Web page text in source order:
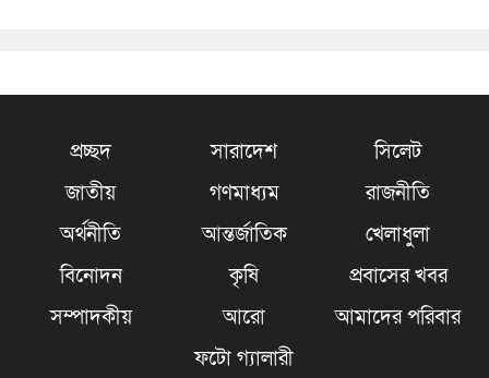
প্রচ্ছদ সারাদেশ
সিলেট
জাতীয়
গণমাধ্যম
রাজনীতি
অর্থনীতি
আন্তর্জাতিক
খেলাধুলা
বিনোদন
কৃষি
প্রবাসের খবর
সম্পাদকীয়
আরো
আমাদের পরিবার
ফটো গ্যালারী